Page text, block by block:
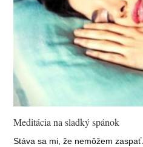
Meditácia na sladký spánok
Stáva sa mi, že nemôžem